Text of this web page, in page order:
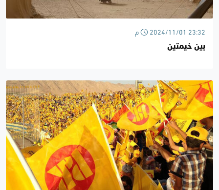
2024/11/01 23:32 م
بين خيمتين